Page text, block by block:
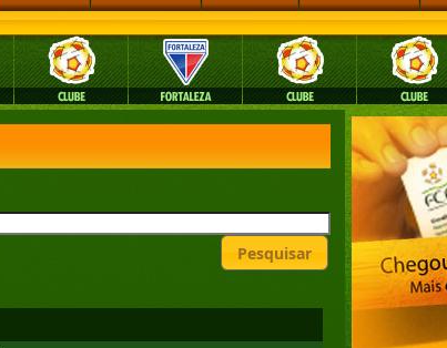
Pesquisar